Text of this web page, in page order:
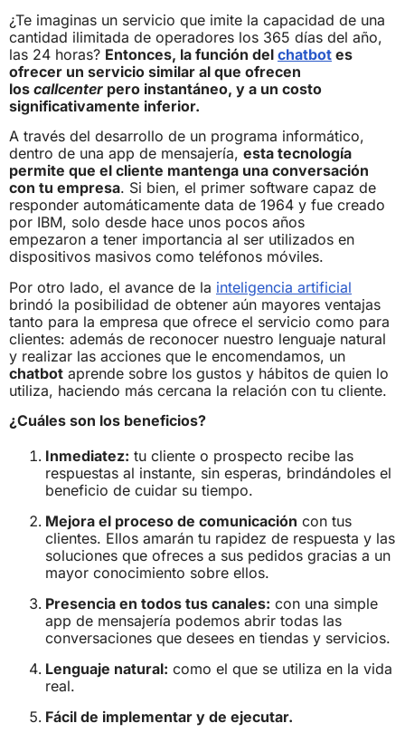
¿Te imaginas un servicio que imite la capacidad de una
cantidad ilimitada de operadores los 365 días del año,
las 24 horas? Entonces, la función del chatbot es
ofrecer un servicio similar al que ofrecen
los callcenter pero instantáneo, y a un costo
significativamente inferior.
A través del desarrollo de un programa informático,
dentro de una app de mensajería, esta tecnología
permite que el cliente mantenga una conversación
con tu empresa. Si bien, el primer software capaz de
responder automáticamente data de 1964 y fue creado
por IBM, solo desde hace unos pocos años
empezaron a tener importancia al ser utilizados en
dispositivos masivos como teléfonos móviles.
Por otro lado, el avance de la inteligencia artificial
brindó la posibilidad de obtener aún mayores ventajas
tanto para la empresa que ofrece el servicio como para
clientes: además de reconocer nuestro lenguaje natural
y realizar las acciones que le encomendamos, un
chatbot aprende sobre los gustos y hábitos de quien lo
utiliza, haciendo más cercana la relación con tu cliente.
¿Cuáles son los beneficios?
Inmediatez: tu cliente o prospecto recibe las
respuestas al instante, sin esperas, brindándoles el
beneficio de cuidar su tiempo.
Mejora el proceso de comunicación con tus
clientes. Ellos amarán tu rapidez de respuesta y las
soluciones que ofreces a sus pedidos gracias a un
mayor conocimiento sobre ellos.
Presencia en todos tus canales: con una simple
app de mensajería podemos abrir todas las
conversaciones que desees en tiendas y servicios.
Lenguaje natural: como el que se utiliza en la vida
real.
Fácil de implementar y de ejecutar.